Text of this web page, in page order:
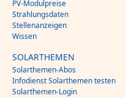
PV-Modulpreise
Strahlungsdaten
Stellenanzeigen
Wissen
SOLARTHEMEN
Solarthemen-Abos
Infodienst Solarthemen testen
Solarthemen-Login